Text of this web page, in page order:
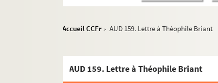
Accueil CCFr > AUD 159. Lettre à Théophile Briant
AUD 159. Lettre à Théophile Briant